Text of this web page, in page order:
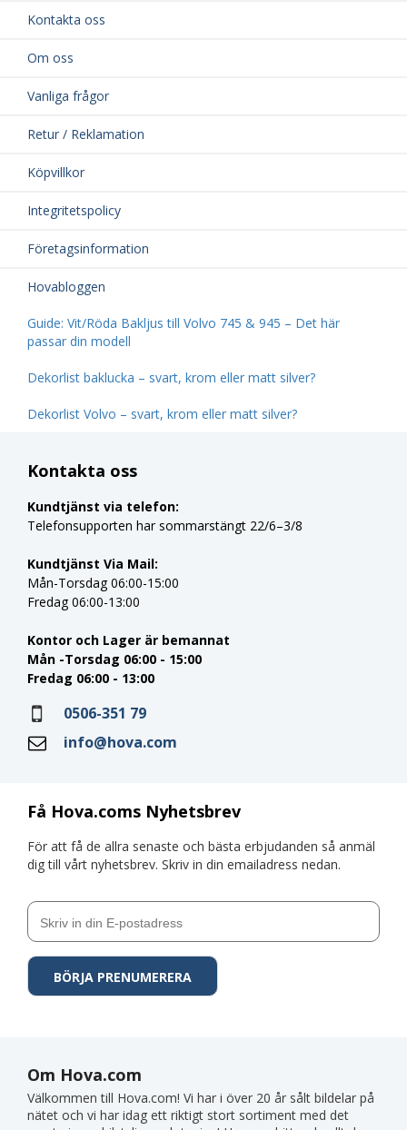
Kontakta oss
Om oss
Vanliga frågor
Retur / Reklamation
Köpvillkor
Integritetspolicy
Företagsinformation
Hovabloggen
Guide: Vit/Röda Bakljus till Volvo 745 & 945 – Det här
passar din modell
Dekorlist baklucka – svart, krom eller matt silver?
Dekorlist Volvo – svart, krom eller matt silver?
Få Hova.coms Nyhetsbrev
För att få de allra senaste och bästa erbjudanden så anmäl
dig till vårt nyhetsbrev. Skriv in din emailadress nedan.
Kontakta oss
Kundtjänst via telefon:
Telefonsupporten har sommarstängt 22/6–3/8
Kundtjänst Via Mail:
Mån-Torsdag 06:00-15:00
Fredag 06:00-13:00
Kontor och Lager är bemannat
Mån -Torsdag 06:00 - 15:00
Fredag 06:00 - 13:00
0506-351 79
info@hova.com
Om Hova.com
Välkommen till Hova.com! Vi har i över 20 år sålt bildelar på
nätet och vi har idag ett riktigt stort sortiment med det